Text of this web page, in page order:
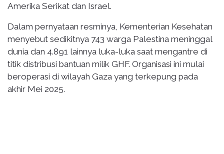
Amerika Serikat dan Israel.
Dalam pernyataan resminya, Kementerian Kesehatan
menyebut sedikitnya 743 warga Palestina meninggal
dunia dan 4.891 lainnya luka-luka saat mengantre di
titik distribusi bantuan milik GHF. Organisasi ini mulai
beroperasi di wilayah Gaza yang terkepung pada
akhir Mei 2025.